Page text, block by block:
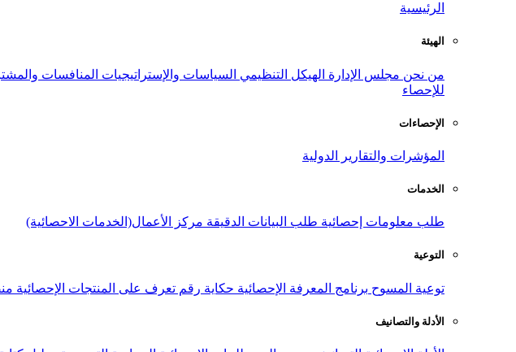
الرئيسية
الهيئة
من نحن مجلس الإدارة الهيكل التنظيمي السياسات والإستراتيجيات المنافسات
للإحصاء
الإحصاءات
المؤشرات والتقارير الدولية
الخدمات
طلب معلومات إحصائية طلب البيانات الدقيقة مركز الأعمال(الخدمات الاحصائية)
التوعية
توعية المسوح برنامج المعرفة الإحصائية حكاية رقم تعرف على المنتجات الإحصائية
الأدلة والتصانيف